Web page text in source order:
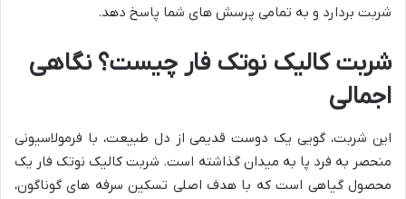
شربت بردارد و به تمامی پرسش های شما پاسخ دهد.
شربت کالیک نوتک فار چیست؟ نگاهی
اجمالی
این شربت، گویی یک دوست قدیمی از دل طبیعت، با فرمولاسیونی
منحصر به فرد پا به میدان گذاشته است. شربت کالیک نوتک فار یک
محصول گیاهی است که با هدف اصلی تسکین سرفه های گوناگون،